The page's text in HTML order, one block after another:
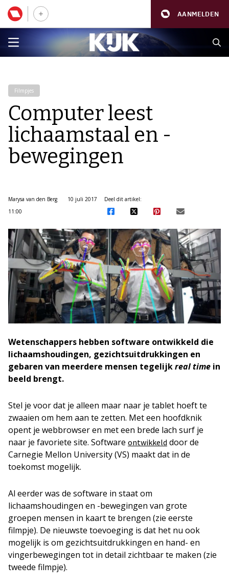
AANMELDEN
Filmpjes
Computer leest
lichaamstaal en -
bewegingen
Marysa van den Berg
10 juli 2017
11:00
Deel dit artikel:
Wetenschappers hebben software ontwikkeld die
lichaamshoudingen, gezichtsuitdrukkingen en
gebaren van meerdere mensen tegelijkreal time in
beeld brengt.
Stel je voor dat je alleen maar naar je tablet hoeft te
zwaaien om hem aan te zetten. Met een hoofdknik
opent je webbrowser en met een brede lach surf je
naar je favoriete site. Software ontwikkeld door de
Carnegie Mellon University (VS) maakt dat in de
toekomst mogelijk.
Al eerder was de software in staat om
lichaamshoudingen en -bewegingen van grote
groepen mensen in kaart te brengen (zie eerste
filmpje). De nieuwste toevoeging is dat het nu ook
mogelijk is om gezichtsuitdrukkingen en hand- en
vingerbewegingen tot in detail zichtbaar te maken (zie
tweede filmpje).